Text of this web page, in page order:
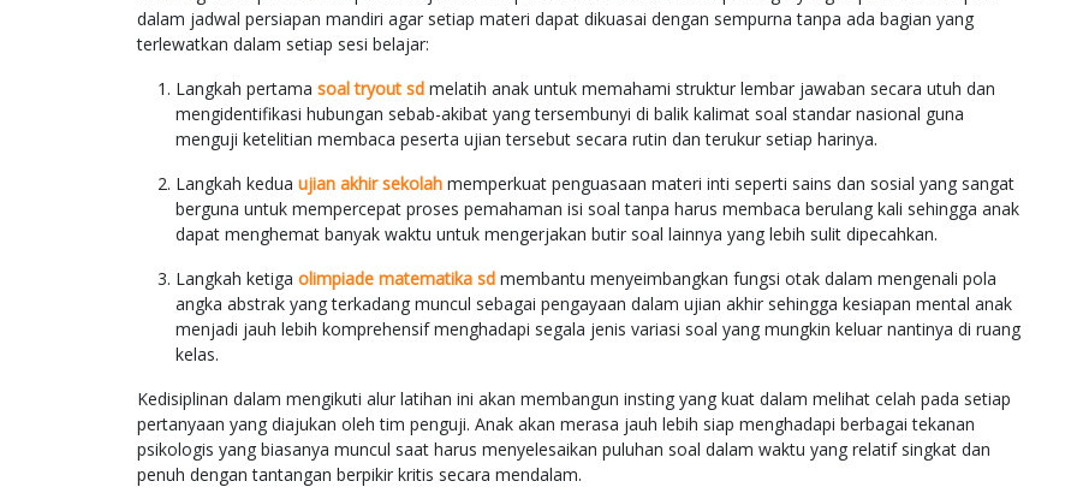
dalam jadwal persiapan mandiri agar setiap materi dapat dikuasai dengan sempurna tanpa ada bagian yang
terlewatkan dalam setiap sesi belajar:
Langkah pertama soal tryout sd melatih anak untuk memahami struktur lembar jawaban secara utuh dan
mengidentifikasi hubungan sebab-akibat yang tersembunyi di balik kalimat soal standar nasional guna
menguji ketelitian membaca peserta ujian tersebut secara rutin dan terukur setiap harinya.
Langkah kedua ujian akhir sekolah memperkuat penguasaan materi inti seperti sains dan sosial yang sangat
berguna untuk mempercepat proses pemahaman isi soal tanpa harus membaca berulang kali sehingga anak
dapat menghemat banyak waktu untuk mengerjakan butir soal lainnya yang lebih sulit dipecahkan.
Langkah ketiga olimpiade matematika sd membantu menyeimbangkan fungsi otak dalam mengenali pola
angka abstrak yang terkadang muncul sebagai pengayaan dalam ujian akhir sehingga kesiapan mental anak
menjadi jauh lebih komprehensif menghadapi segala jenis variasi soal yang mungkin keluar nantinya di ruang
kelas.
Kedisiplinan dalam mengikuti alur latihan ini akan membangun insting yang kuat dalam melihat celah pada setiap
pertanyaan yang diajukan oleh tim penguji. Anak akan merasa jauh lebih siap menghadapi berbagai tekanan
psikologis yang biasanya muncul saat harus menyelesaikan puluhan soal dalam waktu yang relatif singkat dan
penuh dengan tantangan berpikir kritis secara mendalam.